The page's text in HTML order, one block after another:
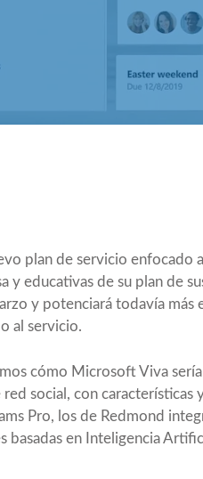
plan de servicio enfocado
y educativas de su plan de
y potenciará todavía
al servicio.
cómo Microsoft Viva
social, con características
Pro, los de Redmond
basadas en Inteligencia